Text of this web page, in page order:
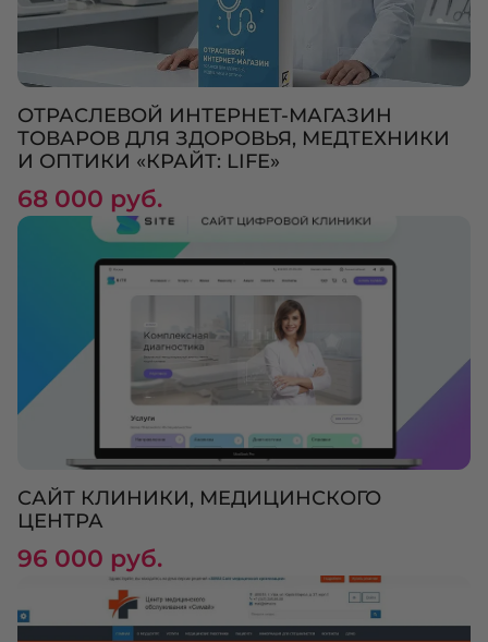
ОТРАСЛЕВОЙ ИНТЕРНЕТ-МАГАЗИН
ТОВАРОВ ДЛЯ ЗДОРОВЬЯ, МЕДТЕХНИКИ
И ОПТИКИ «КРАЙТ: LIFE»
68 000 руб.
САЙТ КЛИНИКИ, МЕДИЦИНСКОГО
ЦЕНТРА
96 000 руб.